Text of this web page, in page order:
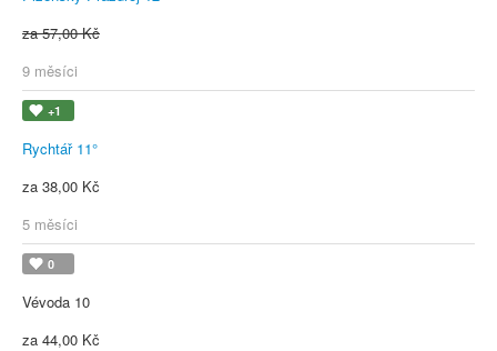
za 57,00 Kč
9 měsíci
+1
Rychtář 11°
za 38,00 Kč
5 měsíci
0
Vévoda 10
za 44,00 Kč